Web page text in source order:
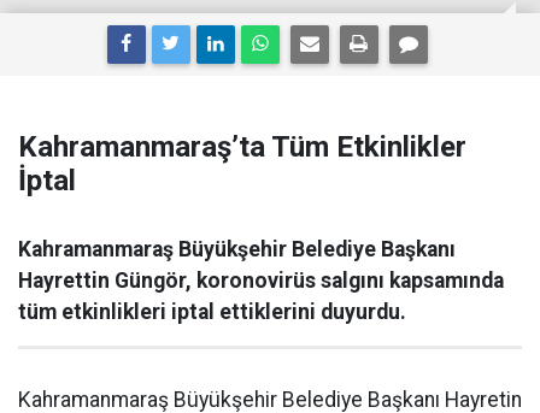
Kahramanmaraş’ta Tüm Etkinlikler
İptal
Kahramanmaraş Büyükşehir Belediye Başkanı
Hayrettin Güngör, koronovirüs salgını kapsamında
tüm etkinlikleri iptal ettiklerini duyurdu.
Kahramanmaraş Büyükşehir Belediye Başkanı Hayretin